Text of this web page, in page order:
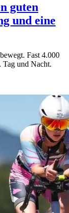
guten
und eine
Fast 4.000
Tag und Nacht.